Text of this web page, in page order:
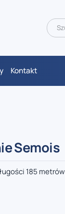
Kontakt
Semois
185 metrów